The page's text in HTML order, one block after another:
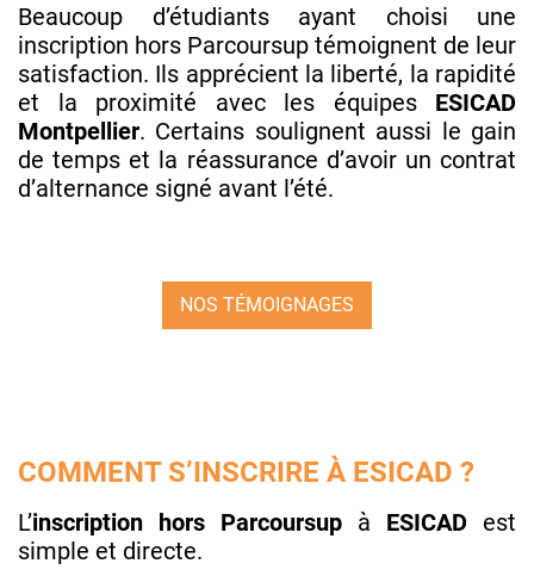
Beaucoup d’étudiants ayant choisi une
inscription hors Parcoursup témoignent de leur
satisfaction. Ils apprécient la liberté, la rapidité
et la proximité avec les équipes ESICAD
Montpellier. Certains soulignent aussi le gain
de temps et la réassurance d’avoir un contrat
d’alternance signé avant l’été.
NOS TÉMOIGNAGES
COMMENT S’INSCRIRE À ESICAD ?
L’inscription hors Parcoursup à ESICAD est
simple et directe.